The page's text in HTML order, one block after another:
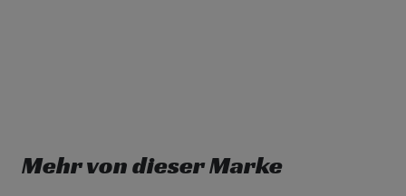
Mehr von dieser Marke